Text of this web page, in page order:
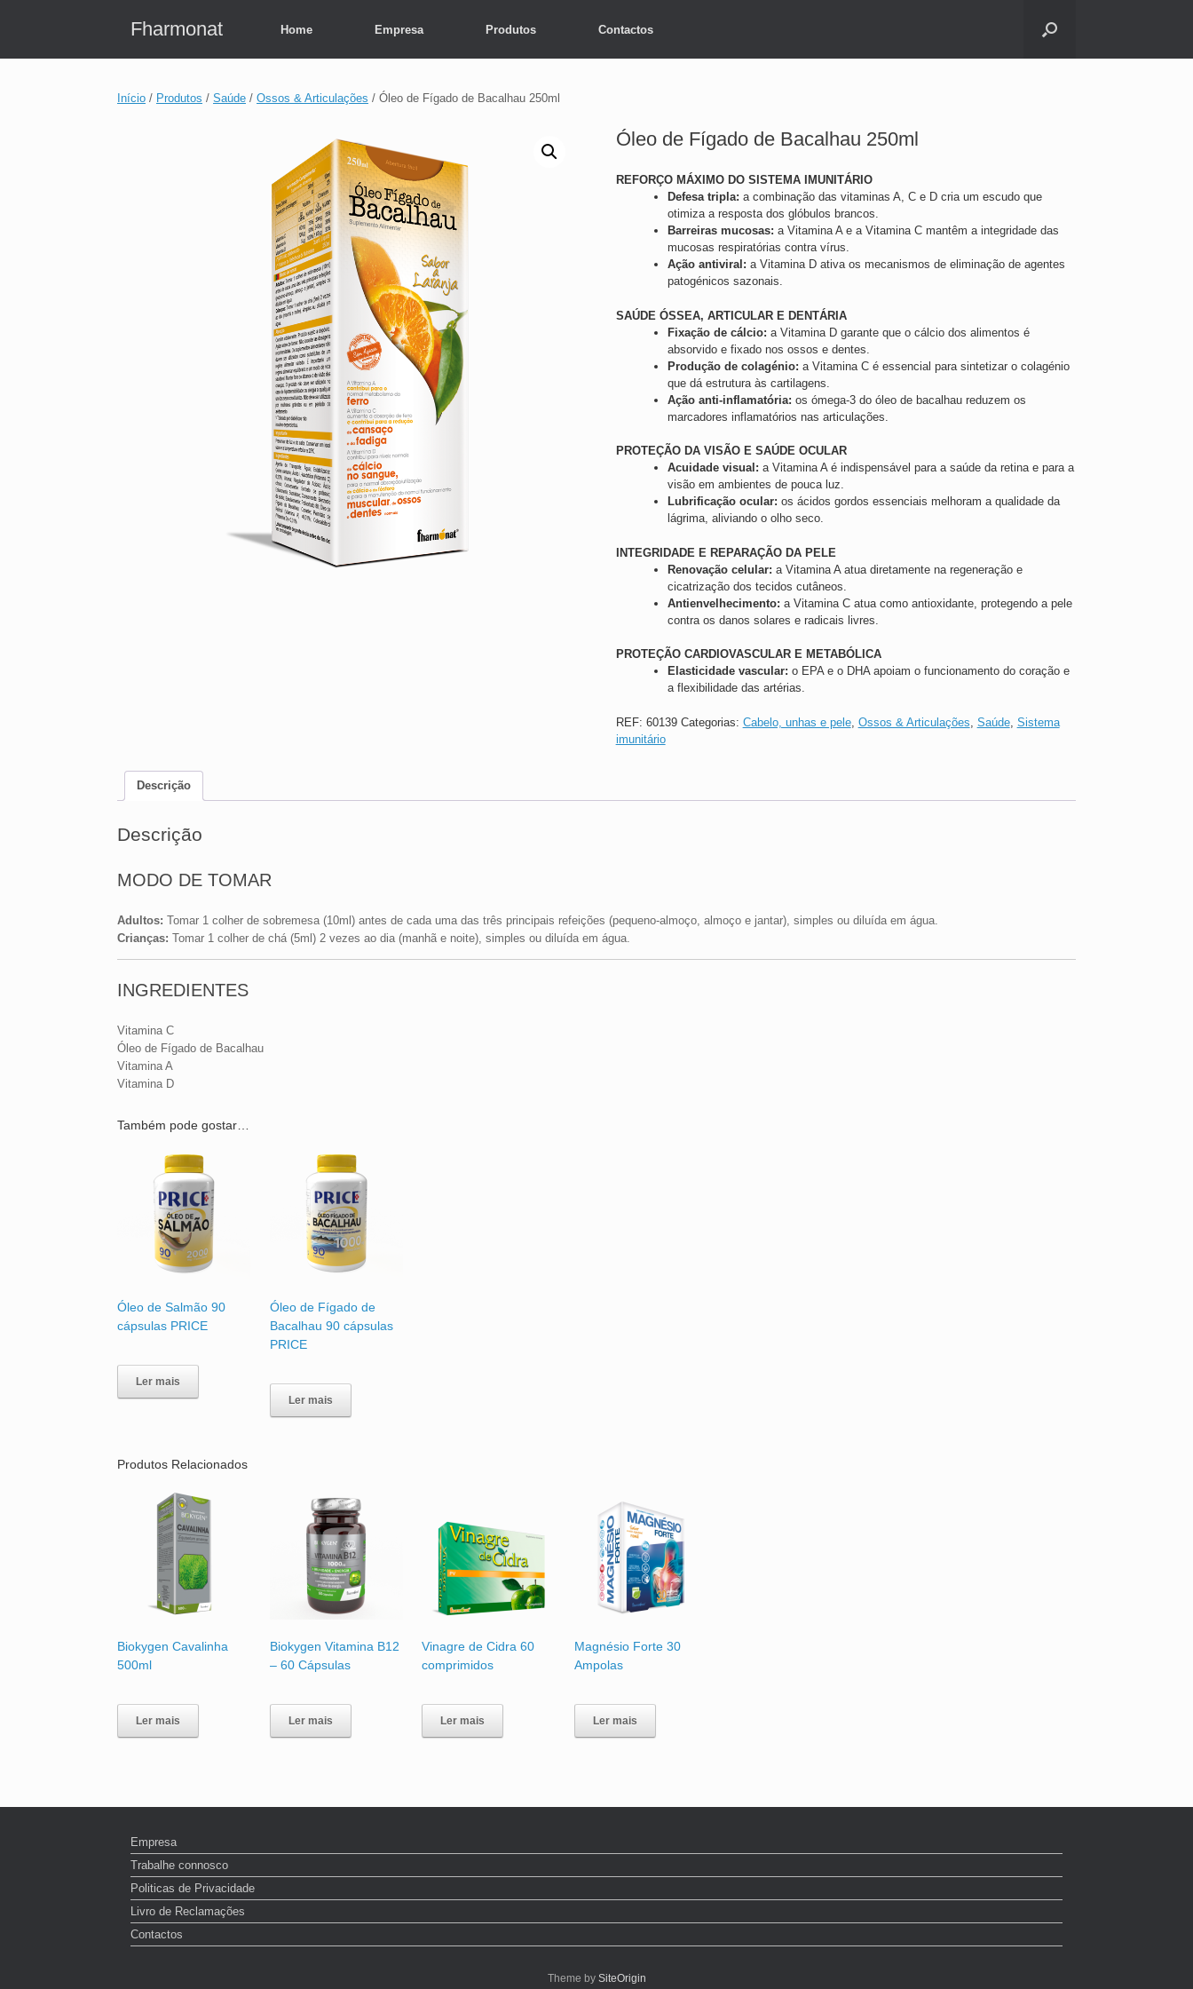
Fharmonat Home Empresa Produtos Contactos
Início / Produtos / Saúde / Ossos & Articulações / Óleo de Fígado de Bacalhau 250ml
Óleo de Fígado de Bacalhau 250ml
REFORÇO MÁXIMO DO SISTEMA IMUNITÁRIO
Defesa tripla: a combinação das vitaminas A, C e D cria um escudo que
otimiza a resposta dos glóbulos brancos.
Barreiras mucosas: a Vitamina A e a Vitamina C mantêm a integridade das
mucosas respiratórias contra vírus.
Ação antiviral: a Vitamina D ativa os mecanismos de eliminação de agentes
patogénicos sazonais.
SAÚDE ÓSSEA, ARTICULAR E DENTÁRIA
Fixação de cálcio: a Vitamina D garante que o cálcio dos alimentos é
absorvido e fixado nos ossos e dentes.
Produção de colagénio: a Vitamina C é essencial para sintetizar o colagénio
que dá estrutura às cartilagens.
Ação anti-inflamatória: os ómega-3 do óleo de bacalhau reduzem os
marcadores inflamatórios nas articulações.
PROTEÇÃO DA VISÃO E SAÚDE OCULAR
Acuidade visual: a Vitamina A é indispensável para a saúde da retina e para a
visão em ambientes de pouca luz.
Lubrificação ocular: os ácidos gordos essenciais melhoram a qualidade da
lágrima, aliviando o olho seco.
INTEGRIDADE E REPARAÇÃO DA PELE
Renovação celular: a Vitamina A atua diretamente na regeneração e
cicatrização dos tecidos cutâneos.
Antienvelhecimento: a Vitamina C atua como antioxidante, protegendo a pele
contra os danos solares e radicais livres.
PROTEÇÃO CARDIOVASCULAR E METABÓLICA
Elasticidade vascular: o EPA e o DHA apoiam o funcionamento do coração e
a flexibilidade das artérias.
REF: 60139 Categorias: Cabelo, unhas e pele, Ossos & Articulações Saúde, Sistema
imunitário
Descrição
Descrição
MODO DE TOMAR
Adultos: Tomar 1 colher de sobremesa (10ml) antes de cada uma das três principais refeições (pequeno-almoço, almoço e jantar), simples ou diluída em água.
Crianças: Tomar 1 colher de chá (5ml) 2 vezes ao dia (manhã e noite), simples ou diluída em água.
INGREDIENTES
Vitamina C
Óleo de Fígado de Bacalhau
Vitamina A
Vitamina D
Também pode gostar…
Óleo de Salmão 90
cápsulas PRICE
Ler mais
Óleo de Fígado de
Bacalhau 90 cápsulas
PRICE
Ler mais
Produtos Relacionados
Biokygen Cavalinha
500ml
Ler mais
Biokygen Vitamina B12
– 60 Cápsulas
Ler mais
Vinagre de Cidra 60
comprimidos
Ler mais
Magnésio Forte 30
Ampolas
Ler mais
Empresa
Trabalhe connosco
Politicas de Privacidade
Livro de Reclamações
Contactos
Theme by SiteOrigin